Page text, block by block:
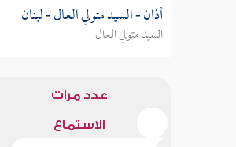
أذان - السيد متولي العال - لبنان
السيد متولي العال
عدد مرات
الاستماع